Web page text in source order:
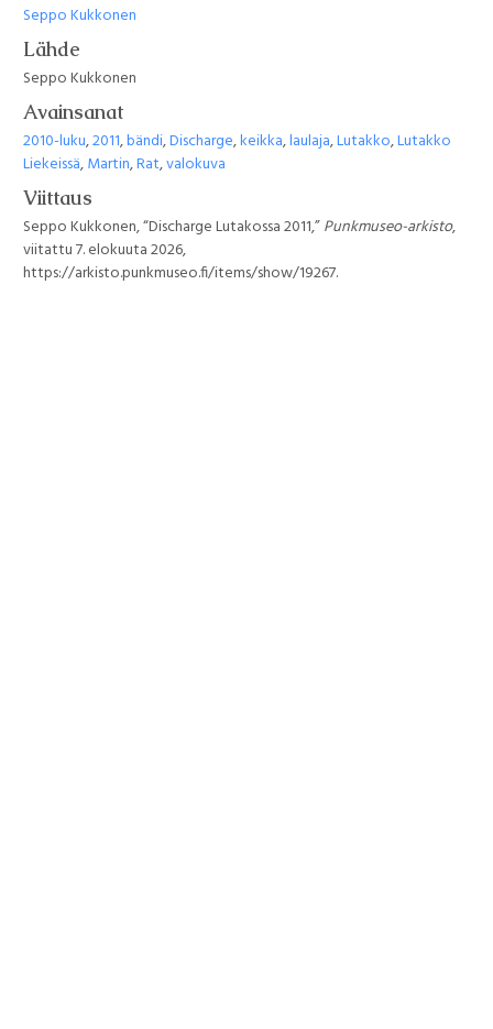
Seppo Kukkonen
Lähde
Seppo Kukkonen
Avainsanat
2010-luku,2011,bändi,Discharge,keikka,laulaja,Lutakko,Lutakko
Liekeissä,Martin,Rat,valokuva
Viittaus
Seppo Kukkonen, “Discharge Lutakossa 2011,”Punkmuseo-arkisto,
viitattu 7. elokuuta 2026,
https://arkisto.punkmuseo.fi/items/show/19267.